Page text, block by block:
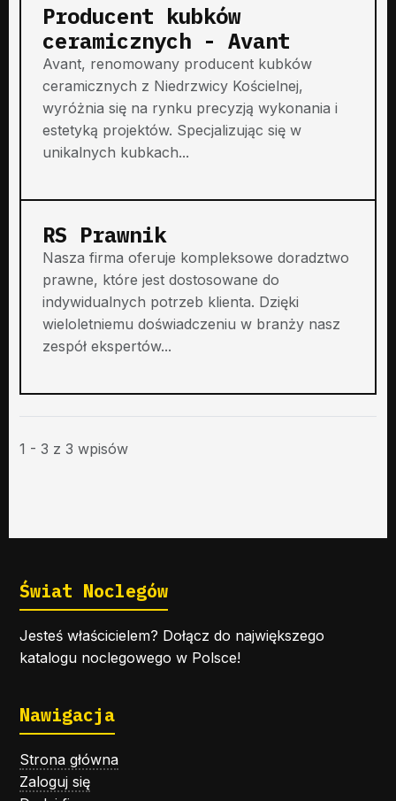
Producent kubków
ceramicznych - Avant
Avant, renomowany producent kubków
ceramicznych z Niedrzwicy Kościelnej,
wyróżnia się na rynku precyzją wykonania i
estetyką projektów. Specjalizując się w
unikalnych kubkach...
RS Prawnik
Nasza firma oferuje kompleksowe doradztwo
prawne, które jest dostosowane do
indywidualnych potrzeb klienta. Dzięki
wieloletniemu doświadczeniu w branży nasz
zespół ekspertów...
1 - 3 z 3 wpisów
Świat Noclegów
Jesteś właścicielem? Dołącz do największego
katalogu noclegowego w Polsce!
Nawigacja
Strona główna
Zaloguj się